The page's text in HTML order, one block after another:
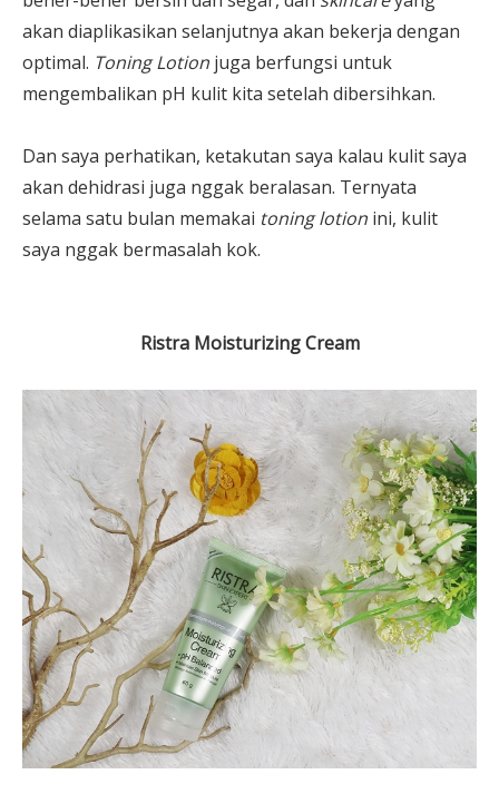
akan diaplikasikan selanjutnya akan bekerja dengan
optimal. Toning Lotion juga berfungsi untuk
mengembalikan pH kulit kita setelah dibersihkan.
Dan saya perhatikan, ketakutan saya kalau kulit saya
akan dehidrasi juga nggak beralasan. Ternyata
selama satu bulan memakai toning lotion ini, kulit
saya nggak bermasalah kok.
Ristra Moisturizing Cream